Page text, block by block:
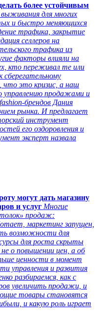
более устойчивым
для многих
и быстро меняющихся
трафика, закрытие
селлеров на
трафика из
факторы влияли на
кто переживал те или
это кризис, а наш
управлению продажами и
брендов Дания
рынка. И предлагает
инструмент
его оздоровления и
эксперт назвала
могут дать магазину
и услуг Многие
продаж:
маркетинг запущен,
возможности для
для роста скрыты
о повышении цен, а об
ценности в момент
управления и развития
разбираемся, как с
увеличить продажи, и
товары становятся
и какую роль играет